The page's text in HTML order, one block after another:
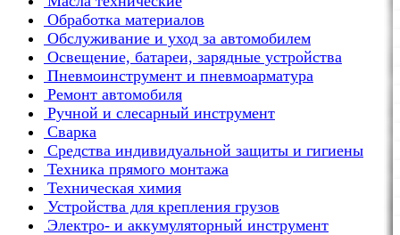
Обработка материалов
Обслуживание и уход за автомобилем
Освещение, батареи, зарядные устройства
Пневмоинструмент и пневмоарматура
Ремонт автомобиля
Ручной и слесарный инструмент
Сварка
Средства индивидуальной защиты и гигиены
Техника прямого монтажа
Техническая химия
Устройства для крепления грузов
Электро- и аккумуляторный инструмент